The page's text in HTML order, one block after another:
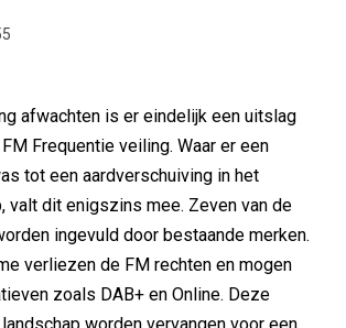
afwachten is er eindelijk een uitslag
Frequentie veiling. Waar er een
tot een aardverschuiving in het
valt dit enigszins mee. Zeven van de
ingevuld door bestaande merken.
verliezen de FM rechten en mogen
zoals DAB+ en Online. Deze